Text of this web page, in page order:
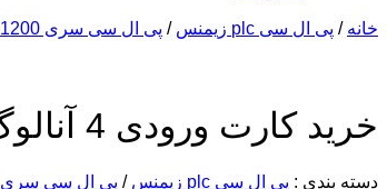
خانه / پی ال سی plc زیمنس / پی ال سی سری 1200- S7
خرید کارت ورودی 4 آنالوگ 6ES7231-5PD32-0XB0
دسته بندی : پی ال سی plc زیمنس / پی ال سی سری 1200- S7